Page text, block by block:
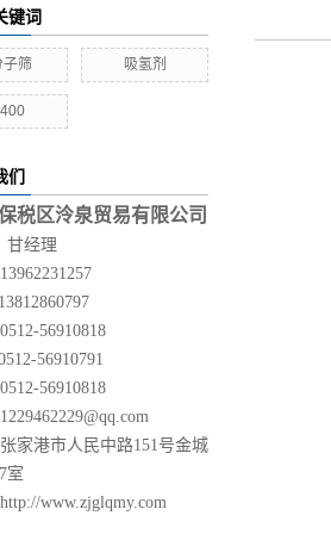
键词
子筛 吸氢剂
们
税区泠泉贸易有限公司
甘经理
56910818
56910791
56910818
家港市人民中路151号金城
室
www.zjglqmy.com